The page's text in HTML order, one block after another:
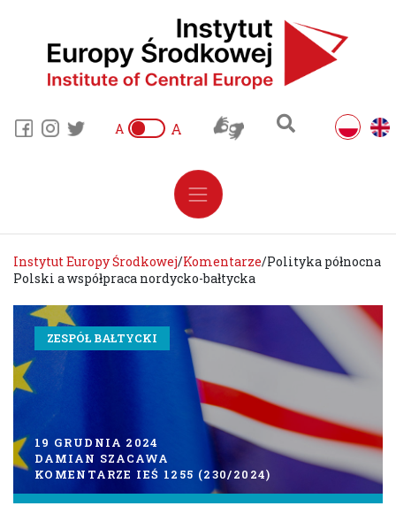
A A
Instytut Europy Środkowej/Komentarze/Polityka północna
Polski a współpraca nordycko-bałtycka
ZESPÓŁ BAŁTYCKI
19 GRUDNIA 2024
DAMIAN SZACAWA
KOMENTARZE IEŚ 1255 (230/2024)